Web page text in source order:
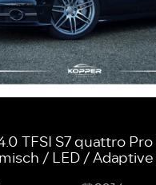
TFSI S7 quattro
/ LED /